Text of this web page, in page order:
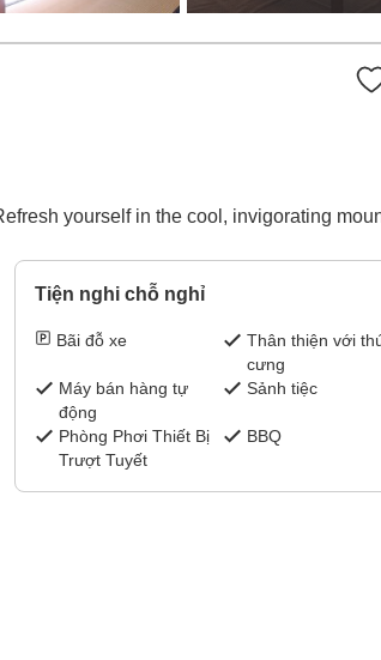
yourself in the cool, invigorating
Tiện nghi chỗ nghỉ
Bãi đỗ xe
Thân thiện với
cưng
Máy bán hàng tự
động
Sảnh tiệc
Phòng Phơi Thiết Bị
Trượt Tuyết
BBQ